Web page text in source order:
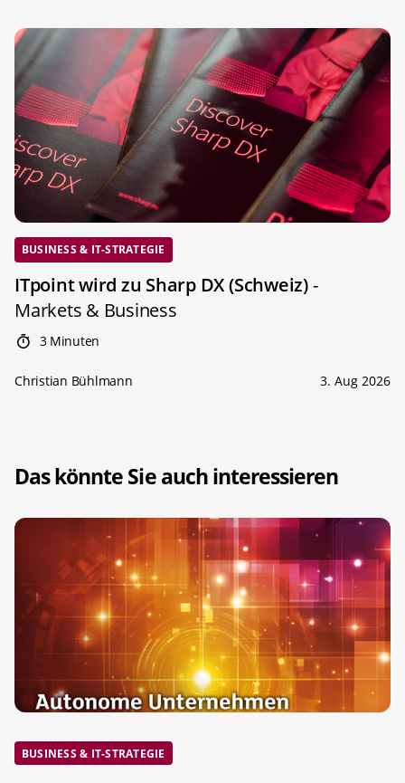
BUSINESS & IT-STRATEGIE
ITpoint wird zu Sharp DX (Schweiz)-
Markets & Business
3 Minuten
Christian Bühlmann 3. Aug 2026
Das könnte Sie auch interessieren
BUSINESS & IT-STRATEGIE